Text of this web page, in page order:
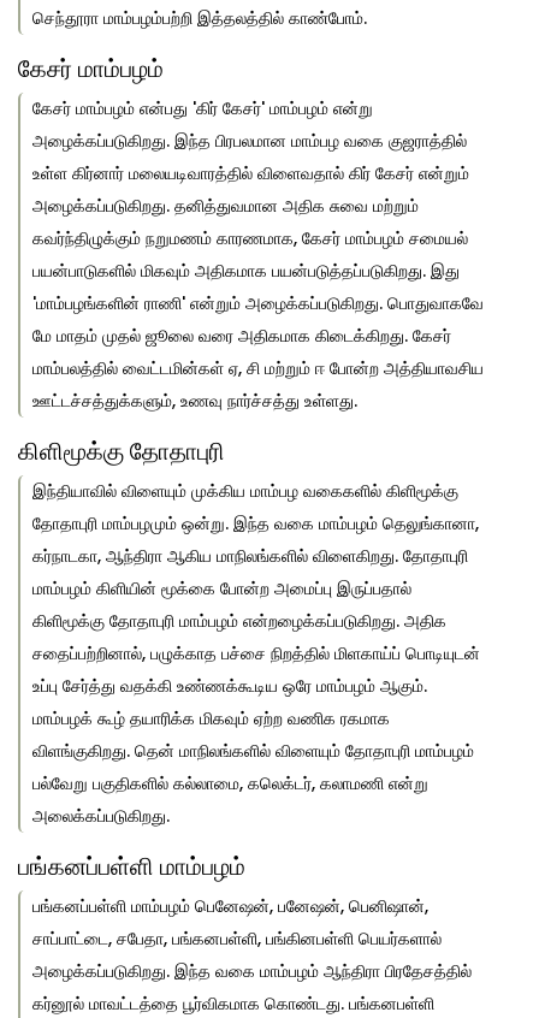
செந்தூரா மாம்பழம்பற்றி இத்தலத்தில் காண்போம்.
கேசர் மாம்பழம்
கேசர் மாம்பழம் என்பது 'கிர் கேசர்' மாம்பழம் என்று
அழைக்கப்படுகிறது. இந்த பிரபலமான மாம்பழ வகை குஜராத்தில்
உள்ள கிர்னார் மலையடிவாரத்தில் விளைவதால் கிர் கேசர் என்றும்
அழைக்கப்படுகிறது. தனித்துவமான அதிக சுவை மற்றும்
கவர்ந்திழுக்கும் நறுமணம் காரணமாக, கேசர் மாம்பழம் சமையல்
பயன்பாடுகளில் மிகவும் அதிகமாக பயன்படுத்தப்படுகிறது. இது
'மாம்பழங்களின் ராணி' என்றும் அழைக்கப்படுகிறது. பொதுவாகவே
மே மாதம் முதல் ஜூலை வரை அதிகமாக கிடைக்கிறது. கேசர்
மாம்பலத்தில் வைட்டமின்கள் ஏ, சி மற்றும் ஈ போன்ற அத்தியாவசிய
ஊட்டச்சத்துக்களும், உணவு நார்ச்சத்து உள்ளது.
கிளிமூக்கு தோதாபுரி
இந்தியாவில் விளையும் முக்கிய மாம்பழ வகைகளில் கிளிமூக்கு
தோதாபுரி மாம்பழமும் ஒன்று. இந்த வகை மாம்பழம் தெலுங்கானா,
கர்நாடகா, ஆந்திரா ஆகிய மாநிலங்களில் விளைகிறது. தோதாபுரி
மாம்பழம் கிளியின் மூக்கை போன்ற அமைப்பு இருப்பதால்
கிளிமூக்கு தோதாபுரி மாம்பழம் என்றழைக்கப்படுகிறது. அதிக
சதைப்பற்றினால், பழுக்காத பச்சை நிறத்தில் மிளகாய்ப் பொடியுடன்
உப்பு சேர்த்து வதக்கி உண்ணக்கூடிய ஒரே மாம்பழம் ஆகும்.
மாம்பழக் கூழ் தயாரிக்க மிகவும் ஏற்ற வணிக ரகமாக
விளங்குகிறது. தென் மாநிலங்களில் விளையும் தோதாபுரி மாம்பழம்
பல்வேறு பகுதிகளில் கல்லாமை, கலெக்டர், கலாமணி என்று
அலைக்கப்படுகிறது.
பங்கனப்பள்ளி மாம்பழம்
பங்கனப்பள்ளி மாம்பழம் பெனேஷன், பனேஷன், பெனிஷான்,
சாப்பாட்டை, சபேதா, பங்கனபள்ளி, பங்கினபள்ளி பெயர்களால்
அழைக்கப்படுகிறது. இந்த வகை மாம்பழம் ஆந்திரா பிரதேசத்தில்
கர்னூல் மாவட்டத்தை பூர்விகமாக கொண்டது. பங்கனபள்ளி